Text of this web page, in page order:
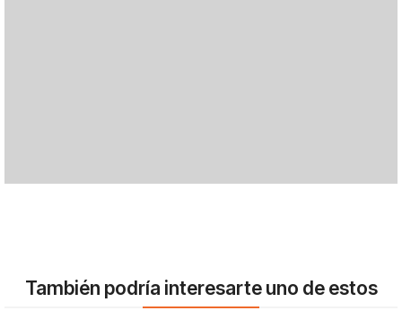
También podría interesarte uno de estos